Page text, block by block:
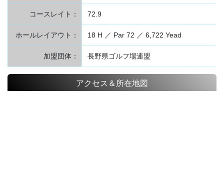
コースレイト： 72.9
ホールレイアウト： 18 H ／ Par 72 ／ 6,722 Yead
加盟団体： 長野県ゴルフ場連盟
アクセス＆所在地図